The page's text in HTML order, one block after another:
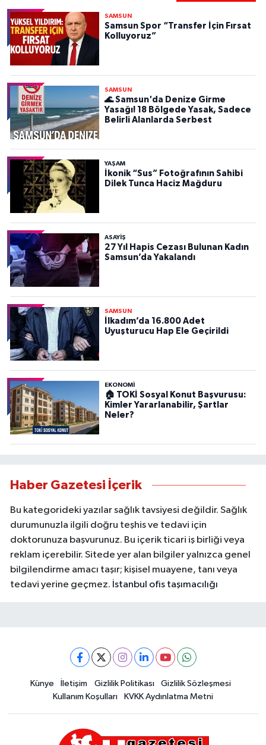
SAMSUN
Samsun Spor “Transfer İçin Fırsat
Kolluyoruz”
SAMSUN
🌊 Samsun'da Denize Girme
Yasağı! 18 Bölgede Yasak, Sadece
Belirli Alanlarda Serbest
YAŞAM
İkonik “Sus” Fotoğrafının Sahibi
Dilek Tunca Haciz Mağduru
ASAYIŞ
27 Yıl Hapis Cezası Bulunan Kadın
Samsun’da Yakalandı
SAMSUN
İlkadım’da 16.800 Adet
Uyuşturucu Hap Ele Geçirildi
EKONOMİ
🏠 TOKİ Sosyal Konut Başvurusu:
Kimler Yararlanabilir, Şartlar
Neler?
Haber Gazetesi İçerik
Bu kategorideki yazılar sağlık tavsiyesi değildir. Sağlık
durumunuzla ilgili doğru teşhis ve tedavi için
doktorunuza başvurunuz. Bu içerik ticari iş birliği veya
reklam içerebilir. Sitede yer alan bilgiler yalnızca genel
bilgilendirme amacı taşır; kişisel muayene, tanı veya
tedavi yerine geçmez. İstanbul ofis taşımacılığı
Künye İletişim Gizlilik Politikası
Gizlilik Sözleşmesi
Kullanım Koşulları
KVKK Aydınlatma Metni